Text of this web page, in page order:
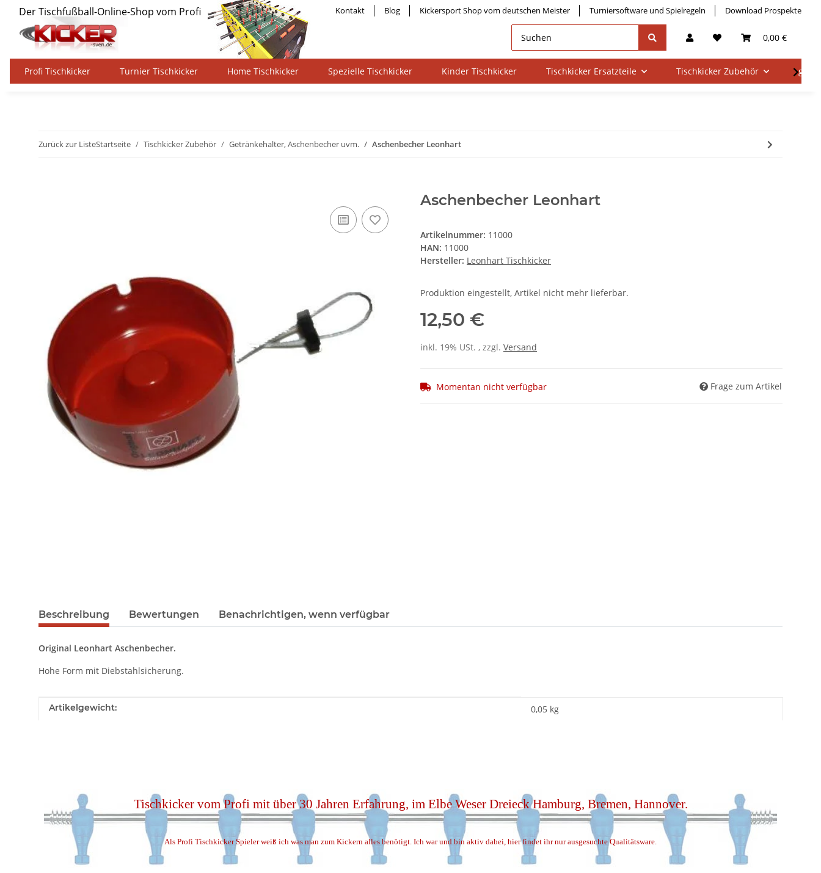
Kontakt Blog Kickersport Shop vom deutschen Meister Turniersoftware und Spielregeln Download Prospekte
0,00 €
Profi Tischkicker Turnier Tischkicker Home Tischkicker Spezielle Tischkicker Kinder Tischkicker Tischkicker Ersatzteile Tischkicker Zubehör
Zurück zur ListeStartseite Tischkicker Zubehör Getränkehalter, Aschenbecher uvm. Aschenbecher Leonhart
Aschenbecher Leonhart
Artikelnummer: 11000
HAN: 11000
Hersteller: Leonhart Tischkicker
Produktion eingestellt, Artikel nicht mehr lieferbar.
12,50 €
inkl. 19% USt. , zzgl. Versand
Momentan nicht verfügbar Frage zum Artikel
Beschreibung Bewertungen Benachrichtigen, wenn verfügbar
Original Leonhart Aschenbecher.
Hohe Form mit Diebstahlsicherung.
Produkteigenschaft
Wert
Artikelgewicht: 0,05 kg
Tischkicker vom Profi mit über 30 Jahren Erfahrung, im Elbe Weser Dreieck Hamburg, Bremen, Hannover.
Als Profi Tischkicker Spieler weiß ich was man zum Kickern alles benötigt. Ich war und bin aktiv dabei, hier findet ihr nur ausgesuchte Qualitätsware.